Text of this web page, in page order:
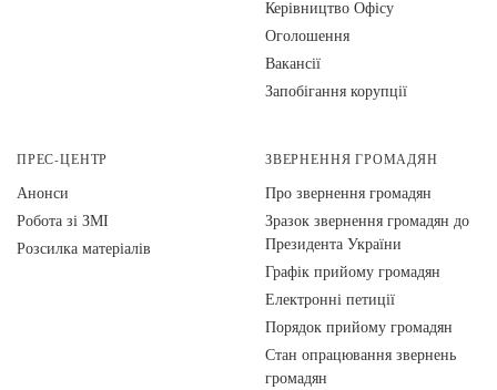
Керівництво Офісу
Оголошення
Вакансії
Запобігання корупції
ПРЕС-ЦЕНТР
Анонси
Робота зі ЗМІ
Розсилка матеріалів
ЗВЕРНЕННЯ ГРОМАДЯН
Про звернення громадян
Зразок звернення громадян до
Президента України
Графік прийому громадян
Електронні петиції
Порядок прийому громадян
Стан опрацювання звернень
громадян